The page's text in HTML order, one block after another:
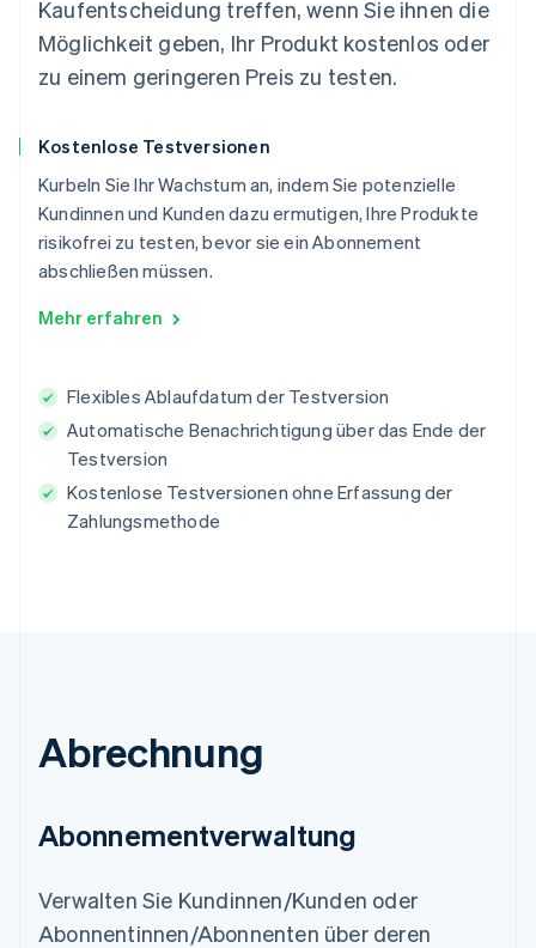
Kaufentscheidung treffen, wenn Sie ihnen die
Möglichkeit geben, Ihr Produkt kostenlos oder
zu einem geringeren Preis zu testen.
Kostenlose Testversionen
Kurbeln Sie Ihr Wachstum an, indem Sie potenzielle
Kundinnen und Kunden dazu ermutigen, Ihre Produkte
risikofrei zu testen, bevor sie ein Abonnement
abschließen müssen.
Mehr erfahren
Flexibles Ablaufdatum der Testversion
Automatische Benachrichtigung über das Ende der
Testversion
Kostenlose Testversionen ohne Erfassung der
Zahlungsmethode
Abrechnung
Abonnementverwaltung
Verwalten Sie Kundinnen/Kunden oder
Abonnentinnen/Abonnenten über deren